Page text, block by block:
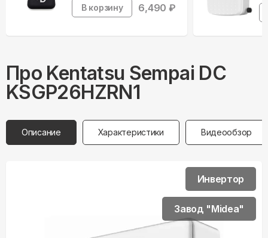
В корзину 6,490 ₽
Про Kentatsu Sempai DC
KSGP26HZRN1
Описание Характеристики Видеообзор
Инвертор
Завод "Midea"